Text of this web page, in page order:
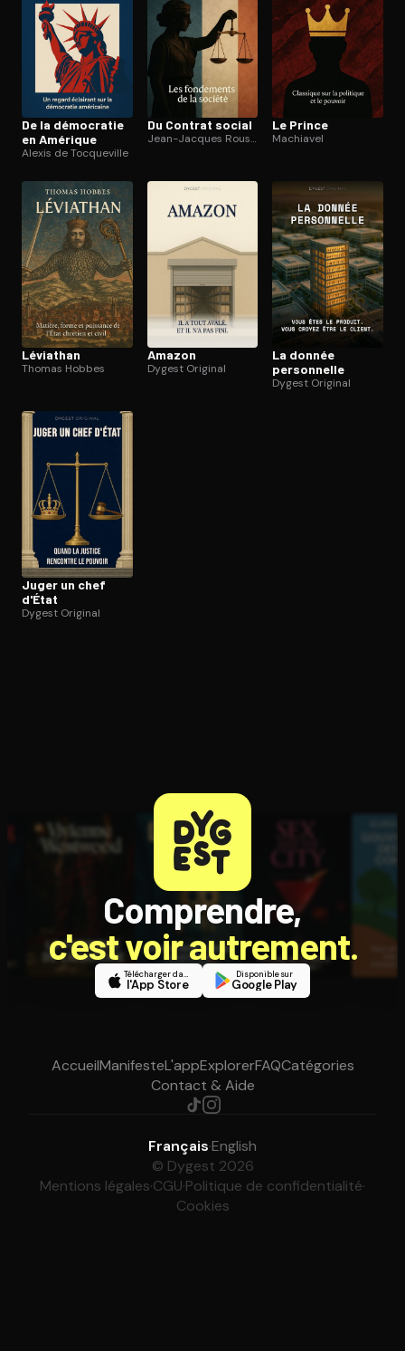
De la démocratie
en Amérique
Alexis de Tocqueville
Du Contrat social
Jean-Jacques Rousseau
Le Prince
Machiavel
Léviathan
Thomas Hobbes
Amazon
Dygest Original
La donnée
personnelle
Dygest Original
Juger un chef
d'État
Dygest Original
Comprendre,
c'est voir autrement.
Télécharger dans
l'App Store
Disponible sur
Google Play
AccueilManifesteL'appExplorerFAQCatégories
Contact & Aide
Français·English
© Dygest 2026
Mentions légales·CGU·Politique de confidentialité·
Cookies